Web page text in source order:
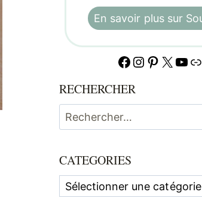
En savoir plus sur
Facebook
Instagram
Pinterest
X
RECHERCHER
Rechercher :
CATEGORIES
Categories